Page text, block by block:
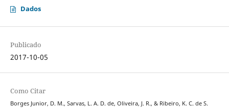
Dados
Publicado
2017-10-05
Como Citar
Borges Junior, D. M., Sarvas, L. A. D. de, Oliveira, J. R., & Ribeiro, K. C. de S.